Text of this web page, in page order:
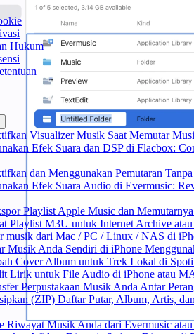
Hukum
Visualizer Musik Saat Memutar
Efek Suara dan DSP di Flacbox:
dan Menggunakan Pemutaran
Efek Suara Audio di Evermusic:
Playlist Apple Music dan
Playlist M3U untuk Internet Archive
musik dari Mac / PC / Linux / NAS di
Musik Anda Sendiri di iPhone
Cover Album untuk Trek Lokal di
Lirik untuk File Audio di iPhone atau
Perpustakaan Musik Anda Antar
(ZIP) Daftar Putar, Album, Artis,
Riwayat Musik Anda dari Evermusic